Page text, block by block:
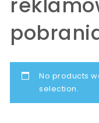
No products
selection.